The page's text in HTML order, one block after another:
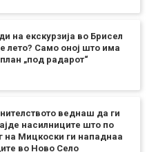
на екскурзија во Брисел
лето? Само оној што има
„под радарот“
веднаш да ги
насилниците што по
на Мицкоски ги нападнаа
во Ново Село